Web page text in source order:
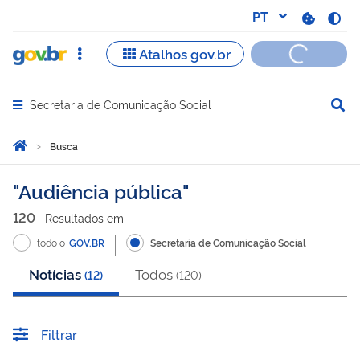
Abrir menu principal de navegação
Secretaria de Comunicação Social
Você está aqui:
Página Inicial
Busca
Busca
Audiência pública
120 Resultados em
todo o GOV.BR Secretaria de Comunicação Social
Notícias (12) Todos (120)
Filtrar